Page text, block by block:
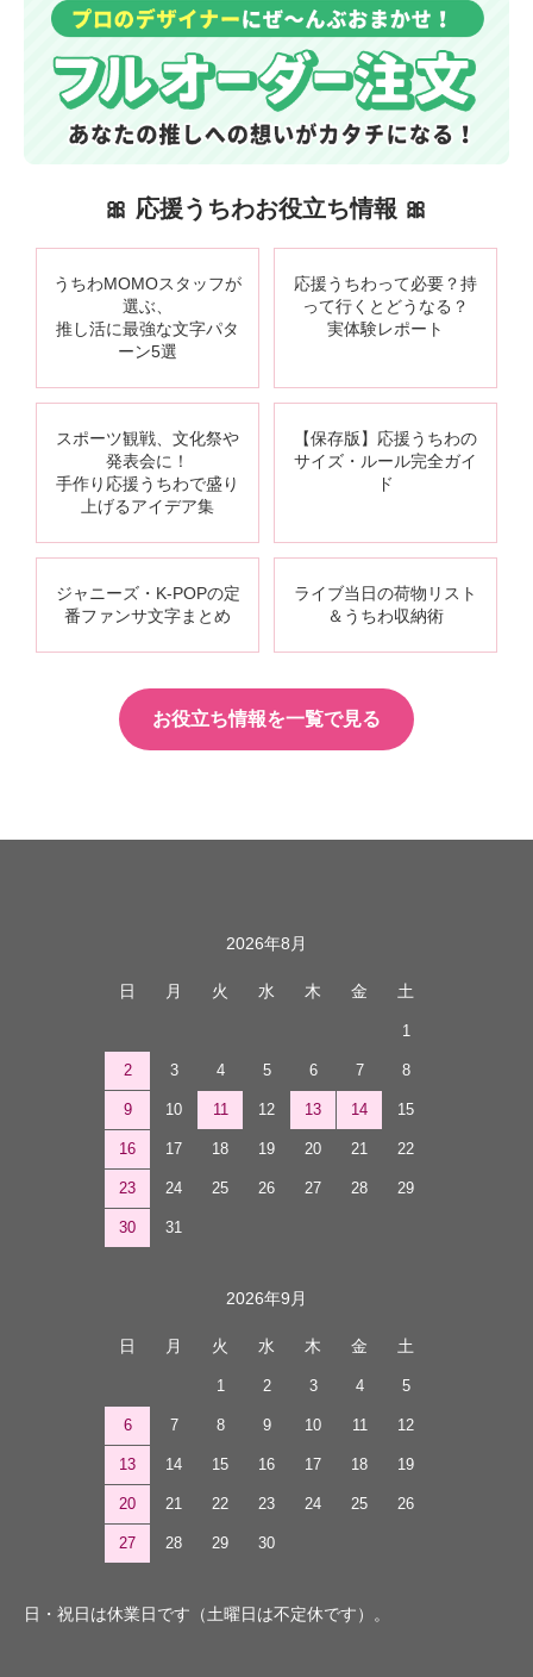
🎀 応援うちわお役立ち情報 🎀
うちわMOMOスタッフが
選ぶ、
推し活に最強な文字パタ
ーン5選
応援うちわって必要？持
って行くとどうなる？
実体験レポート
スポーツ観戦、文化祭や
発表会に！
手作り応援うちわで盛り
上げるアイデア集
【保存版】応援うちわの
サイズ・ルール完全ガイ
ド
ジャニーズ・K-POPの定
番ファンサ文字まとめ
ライブ当日の荷物リスト
＆うちわ収納術
お役立ち情報を一覧で見る
2026年8月
日 月 火 水 木 金 土
1
2 3 4 5 6 7 8
9 10 11 12 13 14 15
16 17 18 19 20 21 22
23 24 25 26 27 28 29
30 31
2026年9月
日 月 火 水 木 金 土
1 2 3 4 5
6 7 8 9 10 11 12
13 14 15 16 17 18 19
20 21 22 23 24 25 26
27 28 29 30
日・祝日は休業日です（土曜日は不定休です）。